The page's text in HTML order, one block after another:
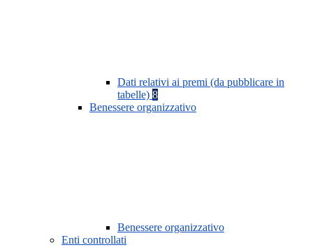
Dati relativi ai premi (da pubblicare in
tabelle) 8
Benessere organizzativo
Benessere organizzativo
Enti controllati